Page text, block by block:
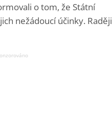
o tom, že Státní
nežádoucí účinky. Raději